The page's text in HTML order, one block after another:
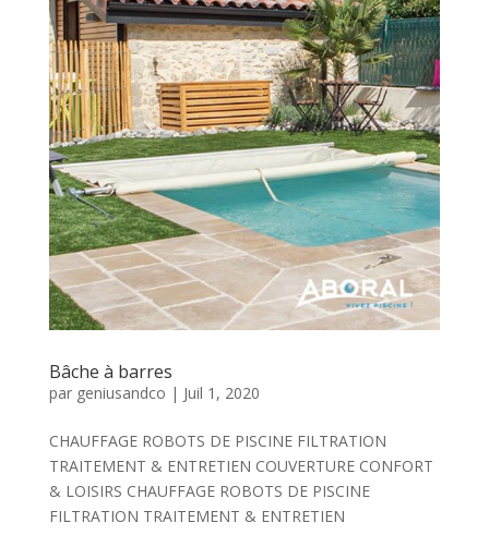
Bâche à barres
par geniusandco | Juil 1, 2020
CHAUFFAGE ROBOTS DE PISCINE FILTRATION
TRAITEMENT & ENTRETIEN COUVERTURE CONFORT
& LOISIRS CHAUFFAGE ROBOTS DE PISCINE
FILTRATION TRAITEMENT & ENTRETIEN